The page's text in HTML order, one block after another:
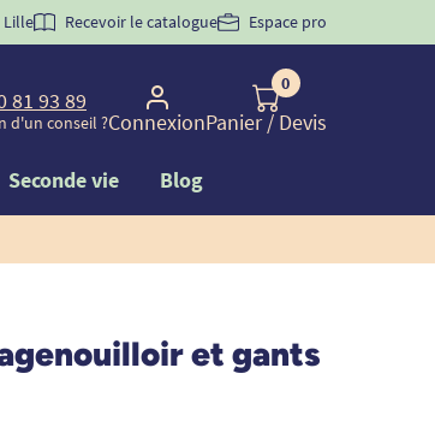
pourla 1ère commande d'incontinence
Lille Recevoir le catalogue Espace pro
81 93 89
d'un conseil ?Connexion
0
Panier/ Devis
Seconde vie Blog
et gants